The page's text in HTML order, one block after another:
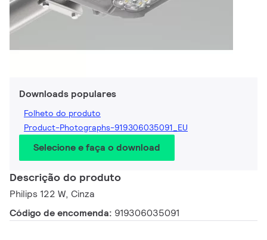
Downloads populares
Folheto do produto
Product-Photographs-919306035091_EU
Selecione e faça o download
Descrição do produto
Philips 122 W, Cinza
Código de encomenda: 919306035091